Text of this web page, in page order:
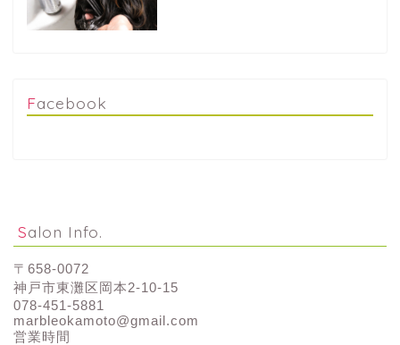
Facebook
Salon Info.
〒658-0072
神戸市東灘区岡本2-10-15
078-451-5881
marbleokamoto@gmail.com
営業時間